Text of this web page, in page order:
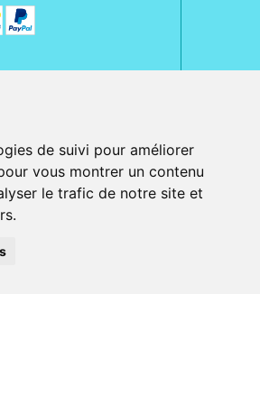
de suivi pour améliorer
vous montrer un contenu
le trafic de notre site et
(pour Androïd 5.0 ou version